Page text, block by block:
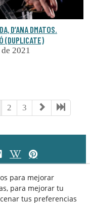
D’ANA DMATOS.
(DUPLICATE)
2021
2 3
para mejorar
para mejorar tu
tus preferencias